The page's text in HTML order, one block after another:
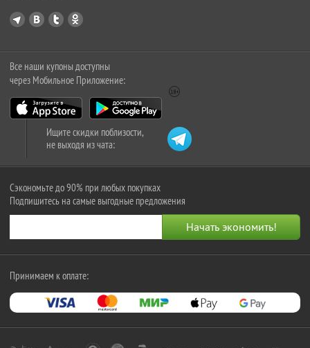
Все наши купоны доступны
через Мобильное Приложение:
Ищите скидки поблизости,
не выходя из чата:
Сэкономьте до 90% при любых покупках
Подпишитесь на самые выгодные предложения
Принимаем к оплате: